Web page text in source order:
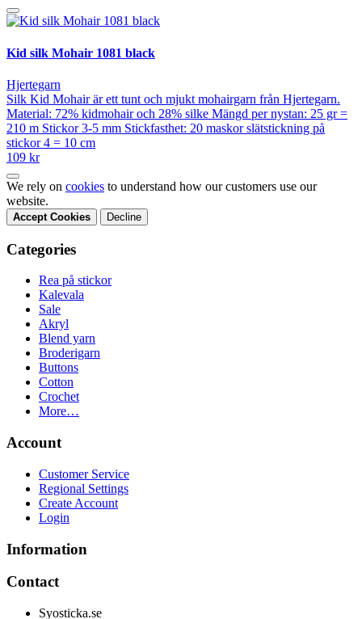
Kid silk Mohair 1081 black
Hjertegarn
Silk Kid Mohair är ett tunt och mjukt mohairgarn från Hjertegarn.
Material: 72% kidmohair och 28% silke Mängd per nystan: 25 gr =
210 m Stickor 3-5 mm Stickfasthet: 20 maskor slätstickning på
stickor 4 = 10 cm
109 kr
We rely on cookies to understand how our customers use our
website.
Accept Cookies Decline
Categories
Rea på stickor
Kalevala
Sale
Akryl
Blend yarn
Broderigarn
Buttons
Cotton
Crochet
More…
Account
Customer Service
Regional Settings
Create Account
Login
Information
Contact
Syosticka.se